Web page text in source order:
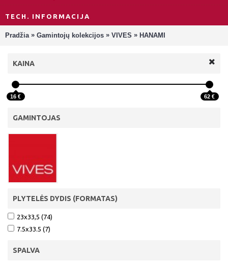
TECH. INFORMACIJA
Pradžia » Gamintojų kolekcijos » VIVES » HANAMI
KAINA
16 € 62 €
GAMINTOJAS
PLYTELĖS DYDIS (FORMATAS)
23x33,5 (74)
7.5x33.5 (7)
SPALVA